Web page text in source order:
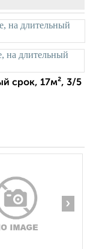
срок, 17м², 3/5
›